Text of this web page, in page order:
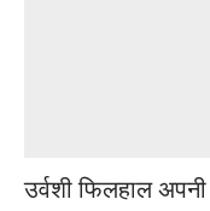
उर्वशी फिलहाल